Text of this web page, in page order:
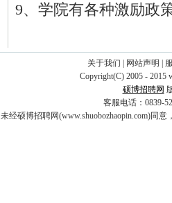
9、学院有各种激励政
关于我们 网站声明
Copyright(C) 2005 - 2015
硕博招聘网
客服电话：0839-
未经硕博招聘网(www.shuobozhaopin.com)同